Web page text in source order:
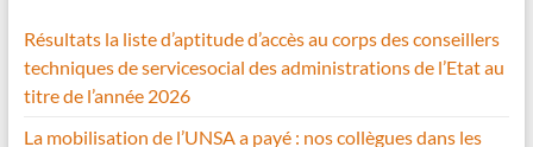
Résultats la liste d’aptitude d’accès au corps des conseillers
techniques de servicesocial des administrations de l’Etat au
titre de l’année 2026
La mobilisation de l’UNSA a payé : nos collègues dans les